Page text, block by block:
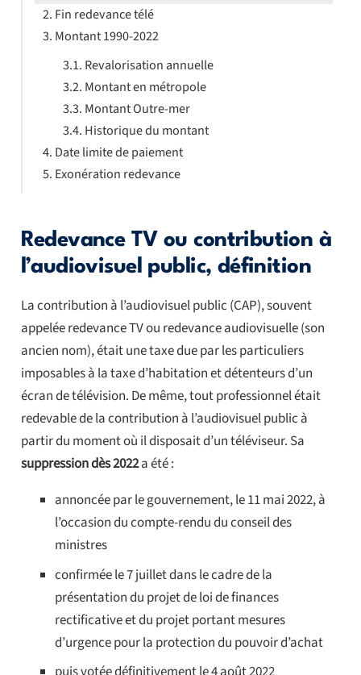
Redevance TV ou contribution à
l’audiovisuel public, définition
La contribution à l’audiovisuel public (CAP), souvent
appelée redevance TV ou redevance audiovisuelle (son
ancien nom), était une taxe due par les particuliers
imposables à la taxe d’habitation et détenteurs d’un
écran de télévision. De même, tout professionnel était
redevable de la contribution à l’audiovisuel public à
partir du moment où il disposait d’un téléviseur. Sa
suppression dès 2022a été :
annoncée par le gouvernement, le 11 mai 2022, à
l’occasion du compte-rendu du conseil des
ministres
confirmée le 7 juillet dans le cadre de la
présentation du projet de loi de finances
rectificative et du projet portant mesures
d’urgence pour la protection du pouvoir d’achat
Fin redevance télé
Montant 1990-2022
Revalorisation annuelle
Montant en métropole
Montant Outre-mer
Historique du montant
Date limite de paiement
Exonération redevance